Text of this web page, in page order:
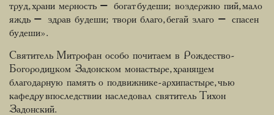
труд, храни мерность – богат будеши; воздержно пий, мало
яждь – здрав будеши; твори благо, бегай злаго – спасен
будеши».
Святитель Митрофан особо почитаем в Рождество-
Богородицком Задонском монастыре, хранящем
благодарную память о подвижнике-архипастыре, чью
кафедру впоследствии наследовал святитель Тихон
Задонский.